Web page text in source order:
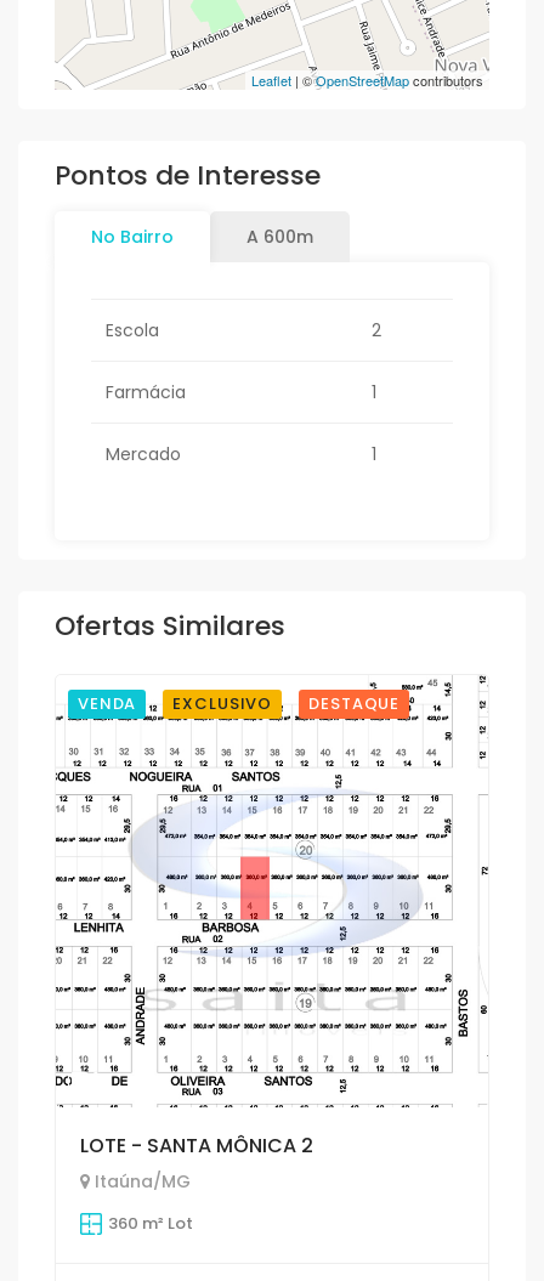
Leaflet | ©OpenStreetMapcontributors
Pontos de Interesse
No Bairro A 600m
Escola 2
Farmácia 1
Mercado 1
Ofertas Similares
VENDA EXCLUSIVO DESTAQUE
1
LOTE - SANTA MÔNICA 2
Itaúna/MG
360 m² Lot